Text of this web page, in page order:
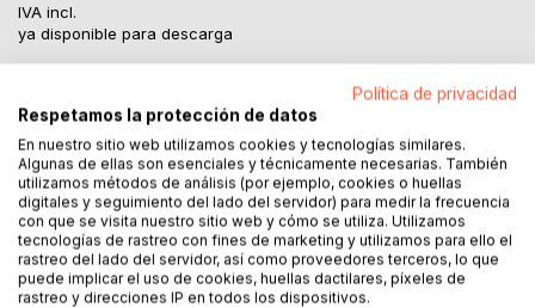
IVA incl.
ya disponible para descarga
AL CARRITO
Añadir a lista de deseo
Haz una reseña
Política de privacidad
Respetamos la protección de datos
En nuestro sitio web utilizamos cookies y tecnologías similares.
Algunas de ellas son esenciales y técnicamente necesarias. También
utilizamos métodos de análisis (por ejemplo, cookies o huellas
digitales y seguimiento del lado del servidor) para medir la frecuencia
con que se visita nuestro sitio web y cómo se utiliza. Utilizamos
tecnologías de rastreo con fines de marketing y utilizamos para ello el
rastreo del lado del servidor, así como proveedores terceros, lo que
puede implicar el uso de cookies, huellas dactilares, píxeles de
rastreo y direcciones IP en todos los dispositivos.